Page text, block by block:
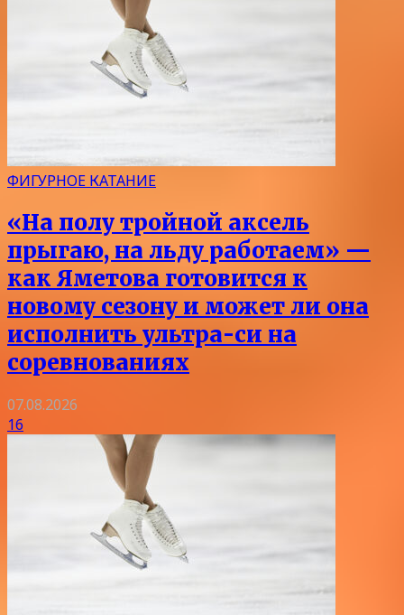
ФИГУРНОЕ КАТАНИЕ
«На полу тройной аксель
прыгаю, на льду работаем» —
как Яметова готовится к
новому сезону и может ли она
исполнить ультра-си на
соревнованиях
07.08.2026
16